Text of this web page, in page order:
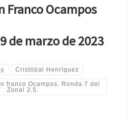
Franco Ocampos
de marzo de 2023
Cristóbal Henríquez
franco Ocampos. Ronda 7 del
Zonal 2.5.